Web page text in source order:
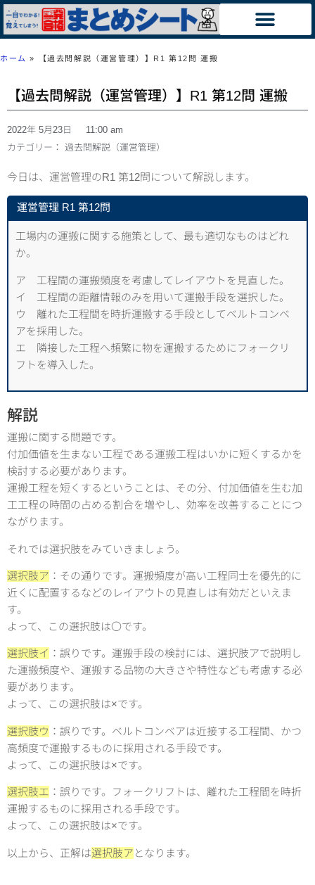
ホーム » 【過去問解説（運営管理）】R1 第12問 運搬
【過去問解説（運営管理）】R1 第12問 運搬
2022年 5月23日
11:00 am
カテゴリー： 過去問解説（運営管理）
今日は、運営管理のR1 第12問について解説します。
運営管理 R1 第12問
工場内の運搬に関する施策として、最も適切なものはどれ
か。
ア 工程間の運搬頻度を考慮してレイアウトを見直した。
イ 工程間の距離情報のみを用いて運搬手段を選択した。
ウ 離れた工程間を時折運搬する手段としてベルトコンベ
アを採用した。
エ 隣接した工程へ頻繁に物を運搬するためにフォークリ
フトを導入した。
解説
運搬に関する問題です。
付加価値を生まない工程である運搬工程はいかに短くするかを
検討する必要があります。
運搬工程を短くするということは、その分、付加価値を生む加
工工程の時間の占める割合を増やし、効率を改善することにつ
ながります。
それでは選択肢をみていきましょう。
選択肢ア ：その通りです。運搬頻度が高い工程同士を優先的に
近くに配置するなどのレイアウトの見直しは有効だといえま
す。
よって、この選択肢は〇です。
選択肢イ ：誤りです。運搬手段の検討には、選択肢アで説明し
た運搬頻度や、運搬する品物の大きさや特性なども考慮する必
要があります。
よって、この選択肢は×です。
選択肢ウ ：誤りです。ベルトコンベアは近接する工程間、かつ
高頻度で運搬するものに採用される手段です。
よって、この選択肢は×です。
選択肢エ ：誤りです。フォークリフトは、離れた工程間を時折
運搬するものに採用される手段です。
よって、この選択肢は×です。
以上から、正解は選択肢ア となります。